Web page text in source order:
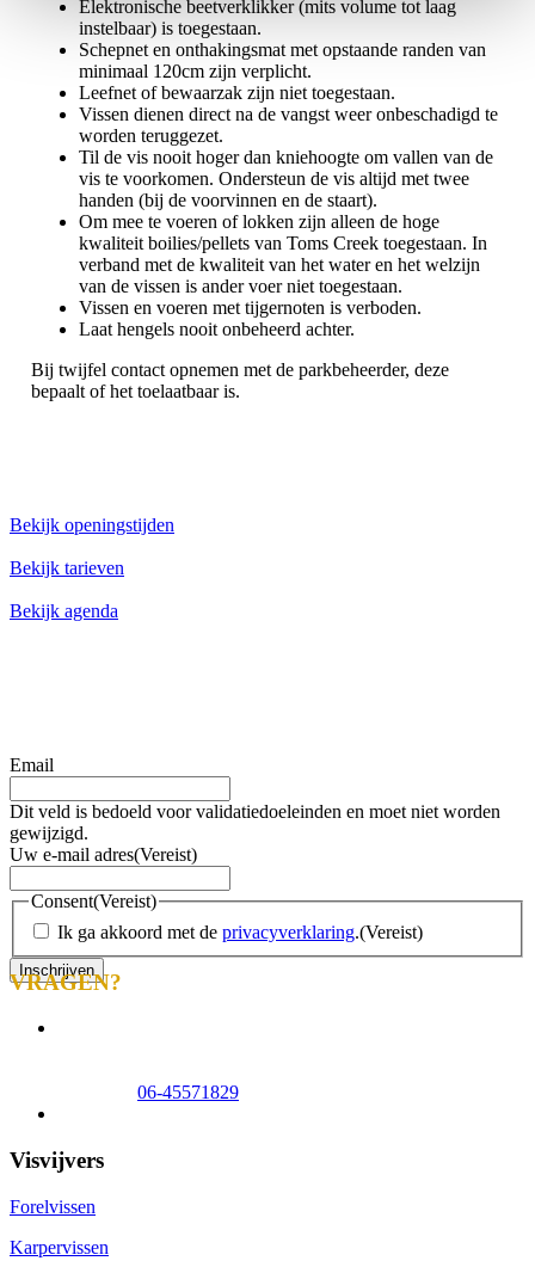
Elektronische beetverklikker (mits volume tot laag
instelbaar) is toegestaan.
Schepnet en onthakingsmat met opstaande randen van
minimaal 120cm zijn verplicht.
Leefnet of bewaarzak zijn niet toegestaan.
Vissen dienen direct na de vangst weer onbeschadigd te
worden teruggezet.
Til de vis nooit hoger dan kniehoogte om vallen van de
vis te voorkomen. Ondersteun de vis altijd met twee
handen (bij de voorvinnen en de staart).
Om mee te voeren of lokken zijn alleen de hoge
kwaliteit boilies/pellets van Toms Creek toegestaan. In
verband met de kwaliteit van het water en het welzijn
van de vissen is ander voer niet toegestaan.
Vissen en voeren met tijgernoten is verboden.
Laat hengels nooit onbeheerd achter.
Bij twijfel contact opnemen met de parkbeheerder, deze
bepaalt of het toelaatbaar is.
Bekijk openingstijden
Bekijk tarieven
Bekijk agenda
Email
Dit veld is bedoeld voor validatiedoeleinden en moet niet worden
gewijzigd.
Uw e-mail adres(Vereist)
Consent(Vereist)
Ik ga akkoord met de privacyverklaring.(Vereist)
VRAGEN?
06-45571829
Visvijvers
Forelvissen
Karpervissen